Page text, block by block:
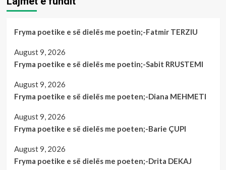
Fryma poetike e së dielës me poetin;-Fatmir TERZIU
August 9, 2026
Fryma poetike e së dielës me poetin;-Sabit RRUSTEMI
August 9, 2026
Fryma poetike e së dielës me poeten;-Diana MEHMETI
August 9, 2026
Fryma poetike e së dielës me poeten;-Barie ÇUPI
August 9, 2026
Fryma poetike e së dielës me poeten;-Drita DEKAJ